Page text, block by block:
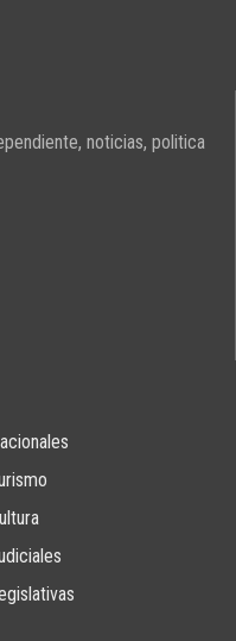
noticias, politica